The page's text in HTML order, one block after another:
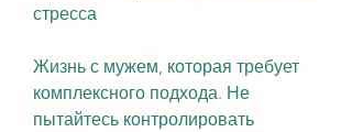
стресса
Жизнь с мужем, которая требует
комплексного подхода. Не
пытайтесь контролировать